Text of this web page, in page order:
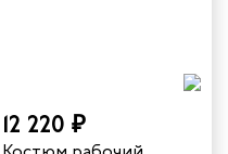
12 220 ₽